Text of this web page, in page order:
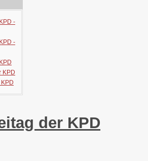
-
-
KPD
der KPD